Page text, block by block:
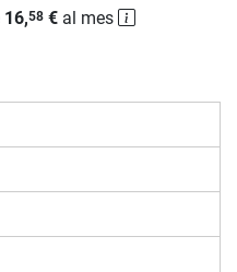
16,58€al mes